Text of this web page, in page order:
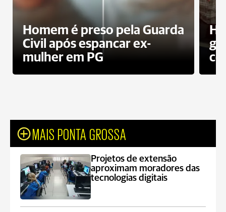
Homem é preso pela Guarda
Civil após espancar ex-
mulher em PG
MAIS PONTA GROSSA
Projetos de extensão
aproximam moradores das
tecnologias digitais